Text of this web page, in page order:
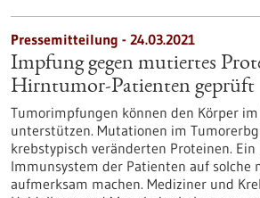
Pressemitteilung - 24.03.2021
Impfung gegen mutiertes
Hirntumor-Patienten geprüft
Tumorimpfungen können den Körper
unterstützen. Mutationen im
krebstypisch veränderten Proteinen.
Immunsystem der Patienten auf solche
aufmerksam machen. Mediziner und